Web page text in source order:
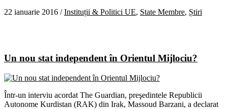
22 ianuarie 2016 /Instituții & Politici UE, State Membre, Știri
Un nou stat independent în Orientul Mijlociu?
Într-un interviu acordat The Guardian, preşedintele Republicii
Autonome Kurdistan (RAK) din Irak, Massoud Barzani, a declarat